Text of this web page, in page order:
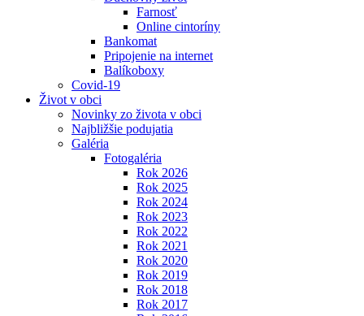
Farnosť
Online cintoríny
Bankomat
Pripojenie na internet
Balíkoboxy
Covid-19
Život v obci
Novinky zo života v obci
Najbližšie podujatia
Galéria
Fotogaléria
Rok 2026
Rok 2025
Rok 2024
Rok 2023
Rok 2022
Rok 2021
Rok 2020
Rok 2019
Rok 2018
Rok 2017